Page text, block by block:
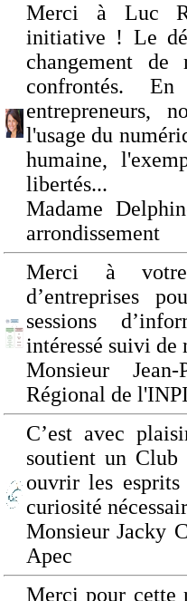
Merci à Luc
initiative ! Le
changement de
confrontés.
entrepreneurs,
l'usage du
humaine,
libertés...
Madame
arrondissement
Merci à
d’entreprises
sessions
intéressé suivi de
Monsieur
Régional de
C’est avec
soutient un Club
ouvrir les
curiosité
Monsieur Jacky
Apec
Merci pour cette